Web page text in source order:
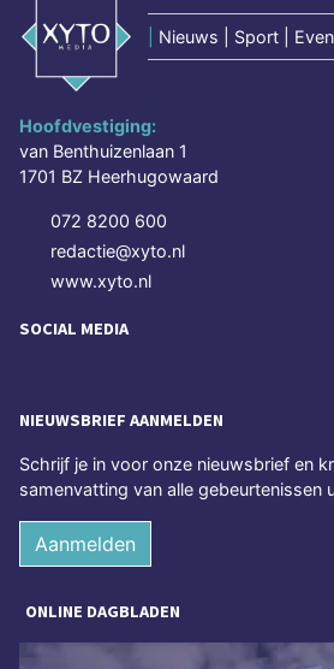
Nieuws | Sport |
Hoofdvestiging:
van Benthuizenlaan 1
1701 BZ Heerhugowaard
072 8200 600
redactie@xyto.nl
www.xyto.nl
SOCIAL MEDIA
NIEUWSBRIEF AANMELDEN
Schrijf je in voor onze nieuwsbrief en
samenvatting van alle gebeurtenissen
Aanmelden
ONLINE DAGBLADEN